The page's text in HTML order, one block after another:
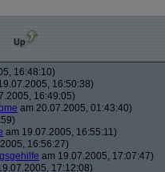
16:48:10)
16:50:38)
16:49:05)
am 20.07.2005, 01:43:40)
am 19.07.2005, 16:55:11)
16:56:27)
am 19.07.2005, 17:07:47)
17:12:08)